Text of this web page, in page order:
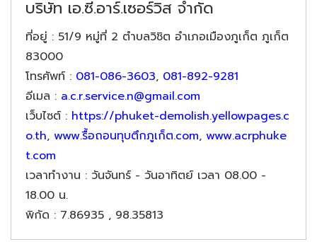
บริษัท เอ.ซี.อาร์.เซอร์วิส จำกัด
ที่อยู่ : 51/9 หมู่ที่ 2 ตำบลวิชิต อำเภอเมืองภูเก็ต ภูเก็ต
83000
โทรศัพท์ : 081-086-3603, 081-892-9281
อีเมล : a.c.r.service.n@gmail.com
เว็บไซต์ : https://phuket-demolish.yellowpages.c
o.th, www.รื้อถอนทุบตึกภูเก็ต.com, www.acrphuke
t.com
เวลาทำงาน : วันจันทร์ - วันอาทิตย์ เวลา 08.00 -
18.00 น.
พิกัด : 7.86935 , 98.35813